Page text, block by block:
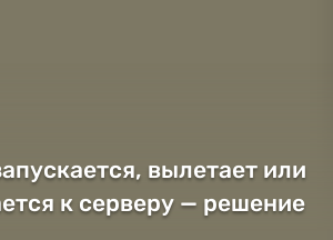
вылетает или
к серверу — решение